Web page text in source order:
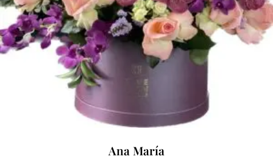
Ana María